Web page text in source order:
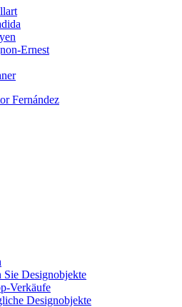
Ernest
Sie Designobjekte
Verkäufe
Designobjekte